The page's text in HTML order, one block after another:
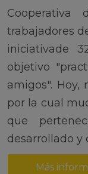
trabajadores
iniciativade
objetivo
amigos". Hoy,
por la cual
que
desarrollado y
Más